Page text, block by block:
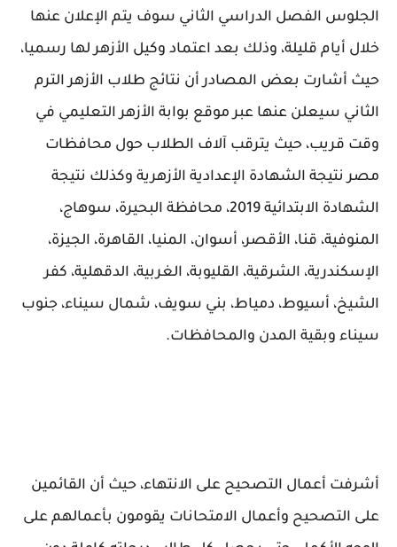
الجلوس الفصل الدراسي الثاني سوف يتم الإعلان عنها
خلال أيام قليلة، وذلك بعد اعتماد وكيل الأزهر لها رسميا،
حيث أشارت بعض المصادر أن نتائج طلاب الأزهر الترم
الثاني سيعلن عنها عبر موقع بوابة الأزهر التعليمي في
وقت قريب، حيث يترقب آلاف الطلاب حول محافظات
مصر نتيجة الشهادة الإعدادية الأزهرية وكذلك نتيجة
الشهادة الابتدائية 2019، محافظة البحيرة، سوهاج،
المنوفية، قنا، الأقصر، أسوان، المنيا، القاهرة، الجيزة،
الإسكندرية، الشرقية، القليوبة، الغربية، الدقهلية، كفر
الشيخ، أسيوط، دمياط، بني سويف، شمال سيناء، جنوب
سيناء وبقية المدن والمحافظات.
أشرفت أعمال التصحيح على الانتهاء، حيث أن القائمين
على التصحيح وأعمال الامتحانات يقومون بأعمالهم على